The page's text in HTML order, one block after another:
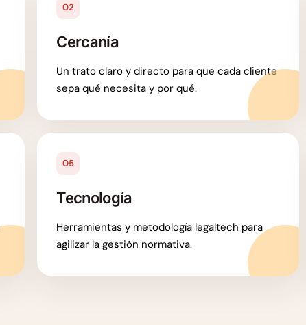
02
Cercanía
Un trato claro y directo para que cada cliente
sepa qué necesita y por qué.
05
Tecnología
Herramientas y metodología legaltech para
agilizar la gestión normativa.